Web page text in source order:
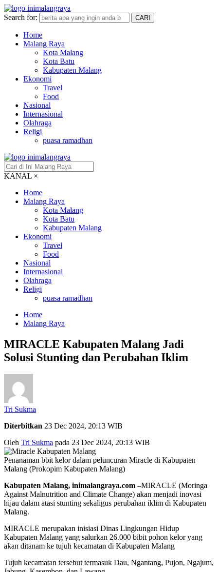
Search for: CARI
Home
Malang Raya
Kota Malang
Kota Batu
Kabupaten Malang
Ekonomi
Travel
Food
Nasional
Internasional
Olahraga
Religi
puasa ramadhan
KANAL ×
Home
Malang Raya
Kota Malang
Kota Batu
Kabupaten Malang
Ekonomi
Travel
Food
Nasional
Internasional
Olahraga
Religi
puasa ramadhan
Home
Malang Raya
MIRACLE Kabupaten Malang Jadi
Solusi Stunting dan Perubahan Iklim
Tri Sukma
Diterbitkan 23 Dec 2024, 20:13 WIB
Oleh Tri Sukma pada 23 Dec 2024, 20:13 WIB
Penanaman bbit kelor dalam peluncuran Miracle di Kabupaten
Malang (Prokopim Kabupaten Malang)
Kabupaten Malang, inimalangraya.com –MIRACLE (Moringa
Against Malnutrition and Climate Change) akan menjadi inovasi
hijau dalam atasi stunting sekaligus perubahan iklim di Kabupaten
Malang.
MIRACLE merupakan inisiasi Dinas Lingkungan Hidup
Kabupaten Malang yang salurkan 26.000 bibit pohon kelor yang
akan ditanam ke tujuh kecamatan di Kabupaten Malang
Tujuh kecamatan tersebut termasuk Dau, Ngantang, Pujon, Ngajum,